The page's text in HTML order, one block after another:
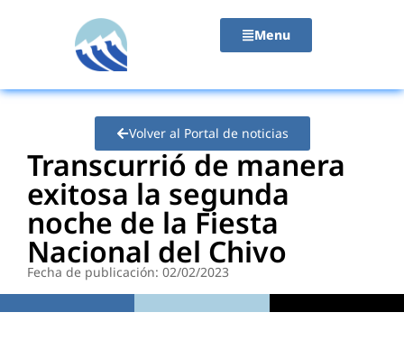
Menu
Volver al Portal de noticias
Transcurrió de manera
exitosa la segunda
noche de la Fiesta
Nacional del Chivo
Fecha de publicación: 02/02/2023